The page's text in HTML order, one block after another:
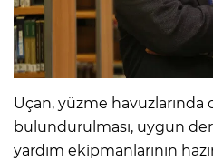
Uçan, yüzme havuzlarında
bulundurulması, uygun
yardım ekipmanlarının